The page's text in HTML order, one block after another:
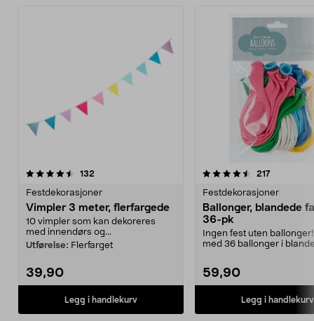
132
Festdekorasjoner
Vimpler 3 meter, flerfargede
10 vimpler som kan dekoreres
med innendørs og...
Utførelse: Flerfarget
39,90
Legg i handlekurv
4.5 av 5 stjerner 217
Festdekorasjoner
Ballonger, blandede
36-pk
Ingen fest uten
med 36 ballonger i
59,90
Legg i handlekurv
4.5 av 5 stjerner